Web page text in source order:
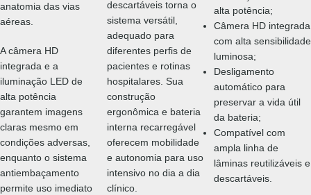
anatomia das vias
aéreas.
A câmera HD
integrada e a
iluminação LED de
alta potência
garantem imagens
claras mesmo em
condições adversas,
enquanto o sistema
antiembaçamento
permite uso imediato
descartáveis torna o
sistema versátil,
adequado para
diferentes perfis de
pacientes e rotinas
hospitalares. Sua
construção
ergonômica e bateria
interna recarregável
oferecem mobilidade
e autonomia para uso
intensivo no dia a dia
clínico.
alta potência;
Câmera HD integrada
com alta sensibilidade
luminosa;
Desligamento
automático para
preservar a vida útil
da bateria;
Compatível com
ampla linha de
lâminas reutilizáveis e
descartáveis.